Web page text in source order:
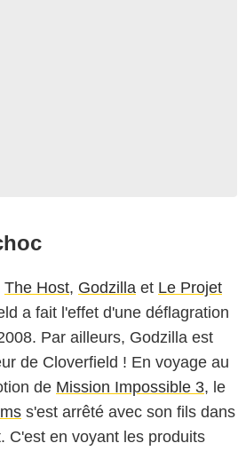
The Host, Godzilla et Le Projet
a fait l'effet d'une déflagration
Par ailleurs, Godzilla est
de Cloverfield ! En voyage au
de Mission Impossible 3, le
s'est arrêté avec son fils dans
C'est en voyant les produits